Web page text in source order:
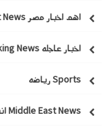
اهم اخبار مصر Egypt News
اخبار عاجله Breaking News
Sports رياضه
Middle East News انباء الشرق الاوسط